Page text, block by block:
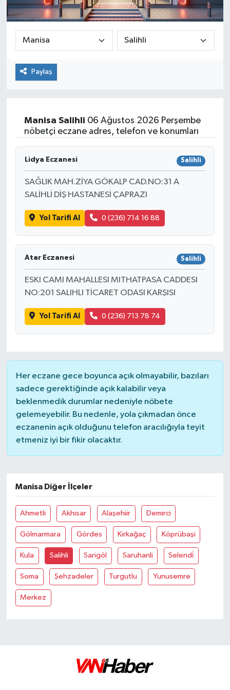
Paylaş
Manisa Salihli 06 Ağustos 2026 Perşembe
nöbetçi eczane adres, telefon ve konumları
Lidya Eczanesi Salihli
SAĞLIK MAH.ZİYA GÖKALP CAD.NO:31 A
SALİHLİ DİŞ HASTANESİ ÇAPRAZI
Yol Tarifi Al 0 (236) 714 16 88
Atar Eczanesi Salihli
ESKI CAMI MAHALLESI MITHATPASA CADDESI
NO:201 SALIHLI TİCARET ODASI KARŞISI
Yol Tarifi Al 0 (236) 713 78 74
Her eczane gece boyunca açık olmayabilir, bazıları
sadece gerektiğinde açık kalabilir veya
beklenmedik durumlar nedeniyle nöbete
gelemeyebilir. Bu nedenle, yola çıkmadan önce
eczanenin açık olduğunu telefon aracılığıyla teyit
etmeniz iyi bir fikir olacaktır.
Manisa Diğer İlçeler
Ahmetli Akhisar Alaşehiir Demirci
Gölmarmara Gördes Kirkağaç Köprübaşi
Kula Salihli Sarigöl Saruhanli Selendi̇
Soma Şehzadeler Turgutlu Yunusemre
Merkez